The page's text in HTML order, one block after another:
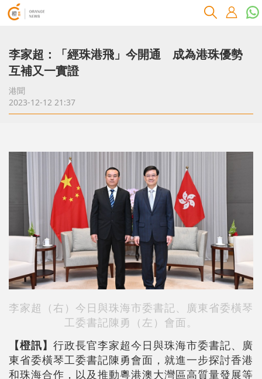
李家超：「經珠港飛」今開通 成為港珠優勢
互補又一實證
港聞
2023-12-12 21:37
李家超（右）今日與珠海市委書記、廣東省委橫琴
工委書記陳勇（左）會面。
【橙訊】 行政長官李家超今日與珠海市委書記、廣
東省委橫琴工委書記陳勇會面，就進一步探討香港
和珠海合作，以及推動粵港澳大灣區高質量發展等